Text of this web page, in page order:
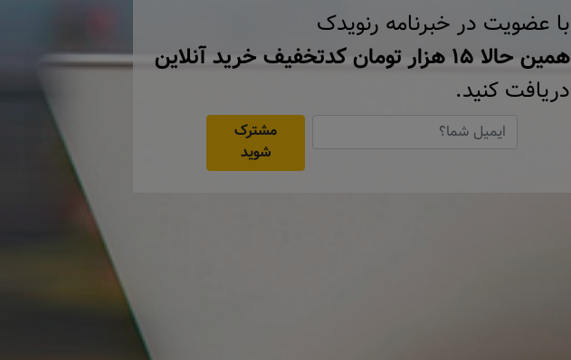
با عضویت در خبرنامه رنویدک
همین حالا ۱۵ هزار تومان کد‌تخفیف خرید آنلاین
دریافت کنید.
مشترک
شوید